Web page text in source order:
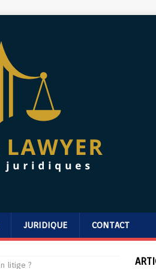
JURIDIQUE CONTACT
litige ?